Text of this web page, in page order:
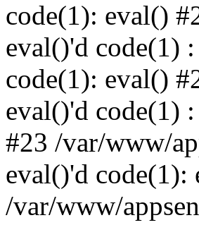
code(1): eval()
eval()'d code(1)
code(1): eval()
eval()'d code(1)
#23 /var/www/
eval()'d code(1):
/var/www/